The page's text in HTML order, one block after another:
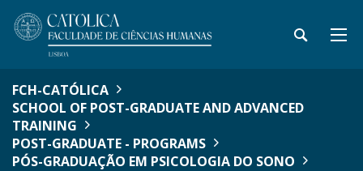
FCH-CATÓLICA
SCHOOL OF POST-GRADUATE AND ADVANCED
TRAINING
POST-GRADUATE - PROGRAMS
PÓS-GRADUAÇÃO EM PSICOLOGIA DO SONO